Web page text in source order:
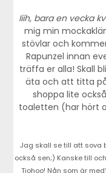
Iiih, bara en vecka
mig min
stövlar och
Rapunzel innan
träffa er alla! Skall
äta och att titta på
shoppa lite
toaletten (har hört
Jag skall se till att sova
också sen;) Kanske till
Tjohoo! Nån som är